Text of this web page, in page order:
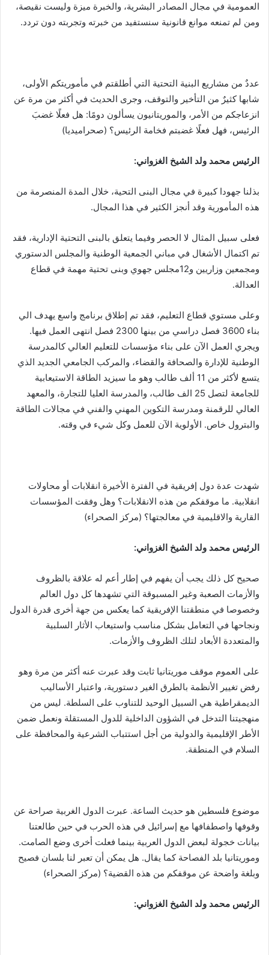
العمومية في مجال المصادر البشرية، والخبرة ميزة وليست نقيصة،
ومن لم تمنعه موانع قانونية سنستفيد من خبرته وتجربته دون تردد.
عددٌ من مشاريع البنية التحتية التي أطلقتم في مأموريتكم الأولى،
شابها كثيرٌ من التأخير والتوقف، وجرى الحديث في أكثر من مرة عن
انزعاجكم من الأمر، والموريتانيون يسألون دومًا: هل فعلًا غضبَ
الرئيس، فهل فعلًا غضبتم فخامة الرئيس؟ (صحراميديا)
الرئيس محمد ولد الشيخ الغزواني:
‎بذلنا جهودا كبيرة في مجال البنى التحية، خلال المدة المنصرمة من
هذه المأمورية وقد أنجز الكثير في هذا المجال.
فعلى سبيل المثال لا الحصر وفيما يتعلق بالبنى التحتية الإدارية، فقد
تم اكتمال الأشغال في مباني الجمعية الوطنية والمجلس الدستوري
ومجمعين وزاريين و12مجلس جهوي وبنى تحتية مهمة في قطاع
العدالة.
وعلى مستوي قطاع التعليم، فقد تم إطلاق برنامج واسع يهدف الي
بناء 3600 فصل دراسي من بينها 2300 فصل انتهى العمل فيها.
ويجري العمل الآن على بناء مؤسسات للتعليم العالي كالمدرسة
الوطنية للإدارة والصحافة والقضاء، والمركب الجامعي الجديد الذي
يتسع لأكثر من 11 ألف طالب وهو ما سيزيد الطاقة الاستيعابية
للجامعة لتصل 25 الف طالب، والمدرسة العليا للتجارة، والمعهد
العالي للرقمنة ومدرسة التكوين المهني والفني في مجالات الطاقة
والبترول خاص. الأولوية الآن للعمل وكل شيء في وقته.
شهدت عدة دول إفريقية في الفترة الأخيرة انقلابات أو محاولات
انقلابية. ما موقفكم من هذه الانقلابات؟ وهل وفقت المؤسسات
القارية والاقليمية في معالجتها؟ (مركز الصحراء)
الرئيس محمد ولد الشيخ الغزواني:
‎صحيح كل ذلك يجب أن يفهم في إطار أعم له علاقة بالظروف
والأزمات الصعبة وغير المسبوقة التي تشهدها كل دول العالم
وخصوصا في منطقتنا الإفريقية كما يعكس من جهة أخرى قدرة الدول
ونجاحها في التعامل بشكل مناسب واستيعاب الأثار السلبية
والمتعددة الأبعاد لتلك الظروف والأزمات.
على العموم موقف موريتانيا ثابت وقد عبرت عنه أكثر من مرة وهو
رفض تغيير الأنظمة بالطرق الغير دستورية، واعتبار الأساليب
الديمقراطية هي السبيل الوحيد للتناوب على السلطة. ليس من
منهجيتنا التدخل في الشؤون الداخلية للدول المستقلة ونعمل ضمن
الأطر الإقليمية والدولية من أجل استتباب الشرعية والمحافظة على
السلام في المنطقة.
موضوع فلسطين هو حديث الساعة. عبرت الدول الغربية صراحة عن
وقوفها واصطفافها مع إسرائيل في هذه الحرب في حين طالعتنا
بيانات خجولة لبعض الدول العربية بينما فعلت أخرى وضع الصامت.
وموريتانيا بلد الفصاحة كما يقال. هل يمكن أن تعبر لنا بلسان فصيح
وبلغة واضحة عن موقفكم من هذه القضية؟ (مركز الصحراء)
الرئيس محمد ولد الشيخ الغزواني: